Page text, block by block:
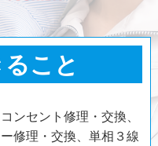
こと
ンセント修理・交換、
修理・交換、単相３線